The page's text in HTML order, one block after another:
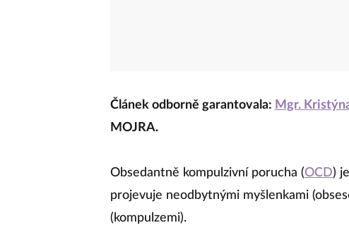
Článek odborně garantovala: Mgr.
MOJRA.
Obsedantně kompulzivní porucha (OCD)
projevuje neodbytnými myšlenkami
(kompulzemi).